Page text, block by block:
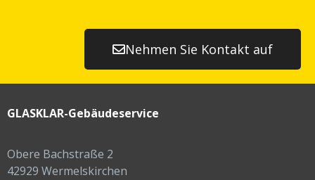
Nehmen Sie Kontakt auf
GLASKLAR-Gebäudeservice
Obere Bachstraße 2
42929 Wermelskirchen